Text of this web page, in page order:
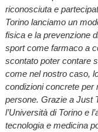
riconosciuta e
Torino lanciamo un
fisica e la prevenzione
sport come farmaco a
scontato poter contare
come nel nostro caso,
condizioni concrete per
persone. Grazie a Just
l’Università di Torino e
tecnologia e medicina